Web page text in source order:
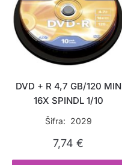
DVD + R 4,7 GB/120 MIN
16X SPINDL 1/10
Šifra: 2029
7,74€